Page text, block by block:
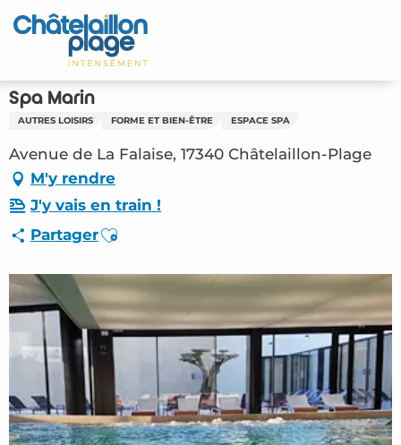
Aller
au
principal
Accueil
Découvrir
Activités
A vivre
Rendez-vous
Espace Pro
Spa Marin
AUTRES LOISIRS FORME ET BIEN-ÊTRE ESPACE SPA
Avenue de La Falaise, 17340 Châtelaillon-Plage
M'y rendre
J'y vais en train !
PartagerAjouter aux favoris